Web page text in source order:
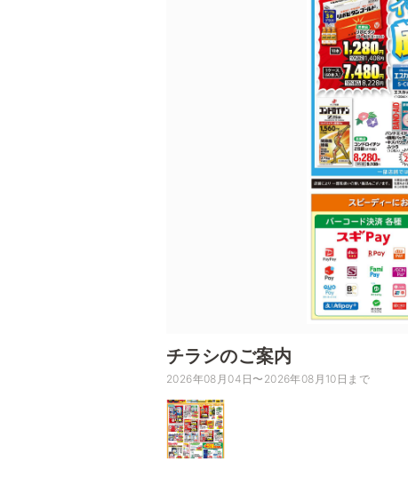
チラシのご案内
2026年08月04日〜2026年08月10日まで